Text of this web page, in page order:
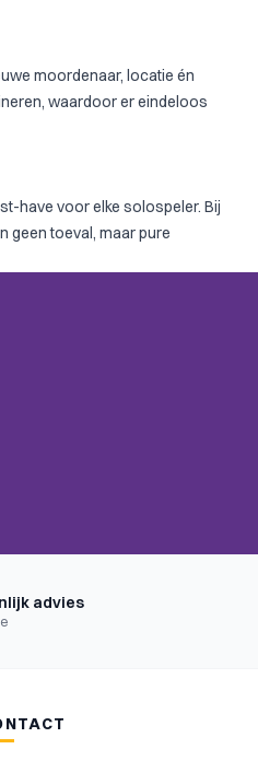
moordenaar, locatie én
waardoor er eindeloos
have voor elke solospeler. Bij
geen toeval, maar pure
advies